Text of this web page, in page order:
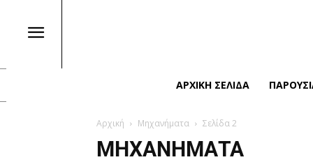
ΑΡΧΙΚΉ ΣΕΛΊΔΑ
Αρχική Μηχανήματα Σελίδα 2
ΜΗΧΑΝΉΜΑΤΑ